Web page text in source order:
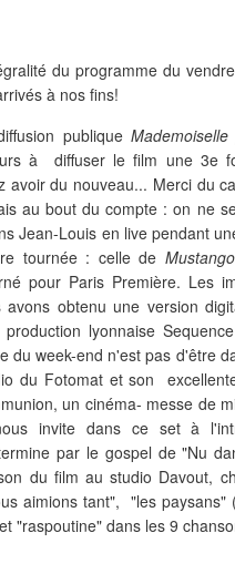
du programme du
à nos fins!
publique
à diffuser le film une 3e
avoir du nouveau... Merci du
au bout du compte : on ne
Jean-Louis en live pendant
tournée : celle de Mustango
pour Paris Première. Les
obtenu une version
lyonnaise
du week-end n'est pas d'être
du Fotomat et son
un cinéma- messe de
invite dans ce set à
par le gospel de "Nu
du film au studio Davout,
aimions tant", "les paysans"
"raspoutine" dans les 9